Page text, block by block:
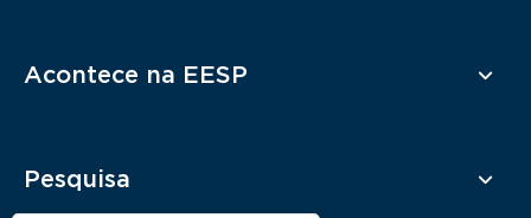
Acontece na EESP
Pesquisa